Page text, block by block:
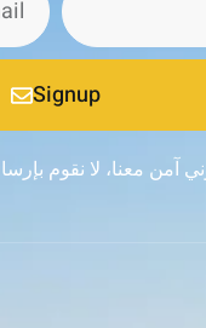
Signup
آمن معنا، لا نقوم